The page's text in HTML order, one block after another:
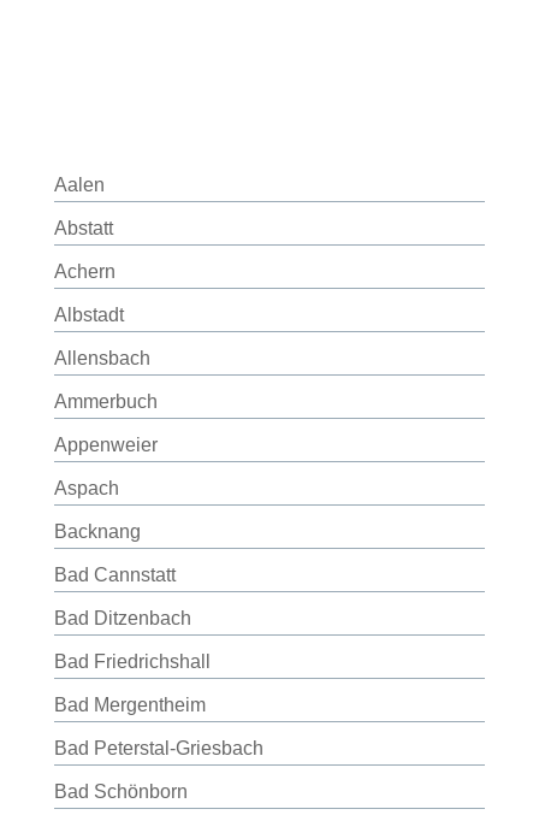
Aalen
Abstatt
Achern
Albstadt
Allensbach
Ammerbuch
Appenweier
Aspach
Backnang
Bad Cannstatt
Bad Ditzenbach
Bad Friedrichshall
Bad Mergentheim
Bad Peterstal-Griesbach
Bad Schönborn